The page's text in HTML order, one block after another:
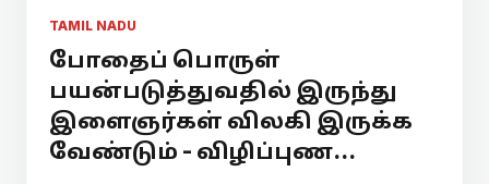
TAMIL NADU
போதைப் பொருள்
பயன்படுத்துவதில் இருந்து
இளைஞர்கள் விலகி இருக்க
வேண்டும் - விழிப்புண...